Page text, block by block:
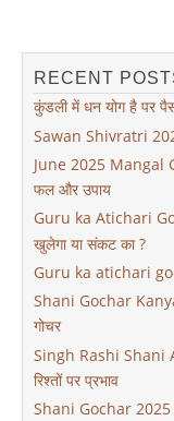
RECENT
कुंडली में धन योग है पर
Sawan Shivratri 2025
June 2025 Mangal
फल और उपाय
Guru ka Atichari
खुलेगा या संकट का ?
Guru ka atichari
Shani Gochar Kanya
गोचर
Singh Rashi Shani
रिश्तों पर प्रभाव
Shani Gochar 2025